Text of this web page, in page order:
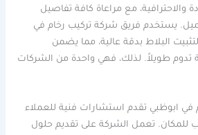
والاحترافية، مع مراعاة كافة تفاصيل
يستخدم فريق شركة تركيب رخام في
البلاط بدقة عالية، مما يضمن
تدوم طويلاً. لذلك، فهي واحدة من الشركات
في ابوظبي تقدم استشارات فنية للعملاء
للمكان. تعمل الشركة على تقديم حلول